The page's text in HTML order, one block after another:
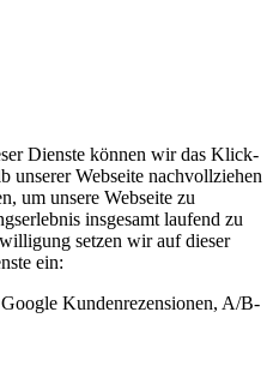
Dienste können wir das Klick-
unserer Webseite nachvollziehen
um unsere Webseite zu
insgesamt laufend zu
setzen wir auf dieser
ein:
Kundenrezensionen, A/B-